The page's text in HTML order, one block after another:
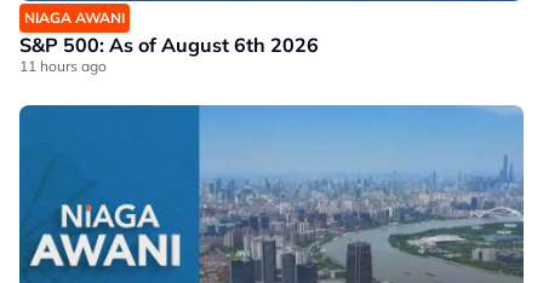
NIAGA AWANI
S&P 500: As of August 6th 2026
11 hours ago